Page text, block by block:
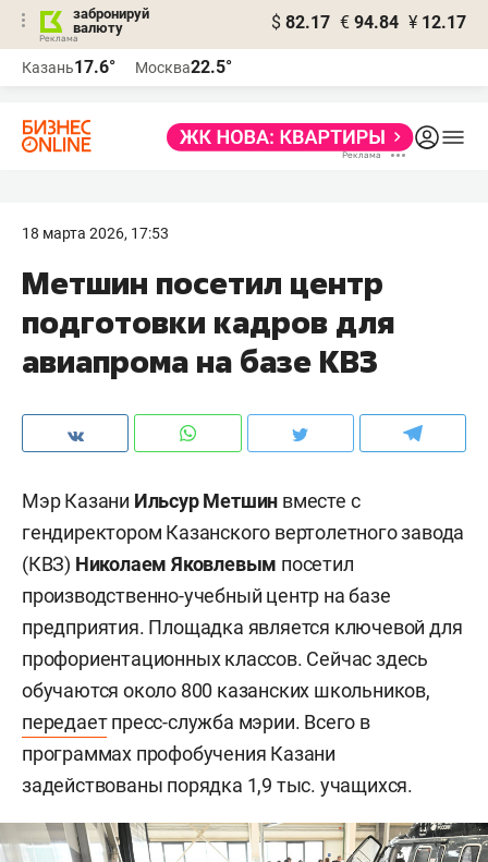
забронируй
валюту
$ 82.17 € 94.84 ¥ 12.17
Казань17.6° Москва22.5°
18 марта 2026, 17:53
Метшин посетил центр
подготовки кадров для
авиапрома на базе КВЗ
Мэр Казани Ильсур Метшин вместе с
гендиректором Казанского вертолетного завода
(КВЗ) Николаем Яковлевым посетил
производственно-учебный центр на базе
предприятия. Площадка является ключевой для
профориентационных классов. Сейчас здесь
обучаются около 800 казанских школьников,
передаетпресс-служба мэрии. Всего в
программах профобучения Казани
задействованы порядка 1,9 тыс. учащихся.